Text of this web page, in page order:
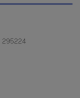
295224